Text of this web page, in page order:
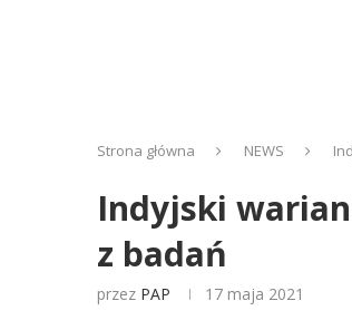
Strona główna NEWS
Indyjski
z badań
przez PAP 17 maja 2021